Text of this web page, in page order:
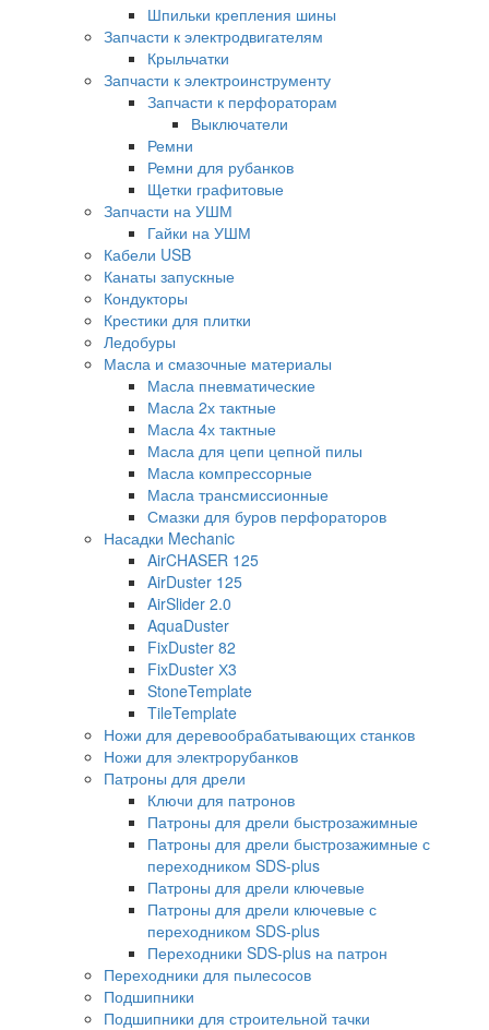
Шпильки крепления шины
Запчасти к электродвигателям
Крыльчатки
Запчасти к электроинструменту
Запчасти к перфораторам
Выключатели
Ремни
Ремни для рубанков
Щетки графитовые
Запчасти на УШМ
Гайки на УШМ
Кабели USB
Канаты запускные
Кондукторы
Крестики для плитки
Ледобуры
Масла и смазочные материалы
Масла пневматические
Масла 2х тактные
Масла 4х тактные
Масла для цепи цепной пилы
Масла компрессорные
Масла трансмиссионные
Смазки для буров перфораторов
Насадки Mechanic
AirCHASER 125
AirDuster 125
AirSlider 2.0
AquaDuster
FixDuster 82
FixDuster Х3
StoneTemplate
TileTemplate
Ножи для деревообрабатывающих станков
Ножи для электрорубанков
Патроны для дрели
Ключи для патронов
Патроны для дрели быстрозажимные
Патроны для дрели быстрозажимные с
переходником SDS-plus
Патроны для дрели ключевые
Патроны для дрели ключевые с
переходником SDS-plus
Переходники SDS-plus на патрон
Переходники для пылесосов
Подшипники
Подшипники для строительной тачки